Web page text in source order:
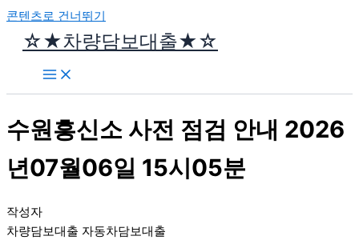
콘텐츠로 건너뛰기
☆★차량담보대출★☆
수원흥신소 사전 점검 안내 2026
년07월06일 15시05분
작성자
차량담보대출 자동차담보대출